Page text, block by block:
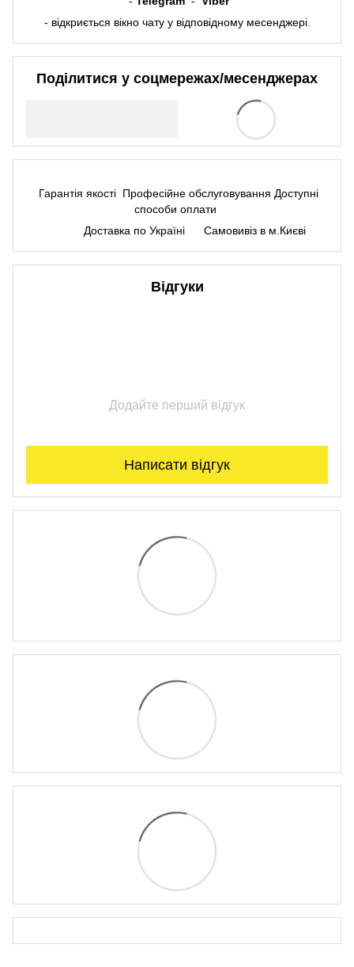
- відкриється вікно чату у відповідному месенджері.
Поділитися у соцмережах/месенджерах
Гарантія якості Професійне обслуговування Доступні
способи оплати
Доставка по Україні
Самовивіз в м.Києві
Відгуки
Додайте перший відгук
Написати відгук